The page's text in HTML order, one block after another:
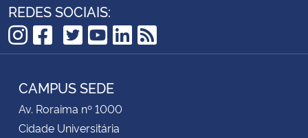
REDES SOCIAIS:
Instagram
Facebook
TikTok
Twitter
YouTube
LinkedIn
RSS
CAMPUS SEDE
Av. Roraima nº 1000
Cidade Universitária